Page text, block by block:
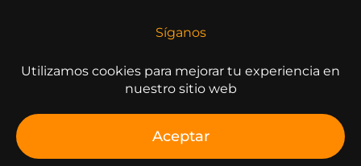
Utilizamos cookies para mejorar tu experiencia en
nuestro sitio web
Aceptar
Síganos